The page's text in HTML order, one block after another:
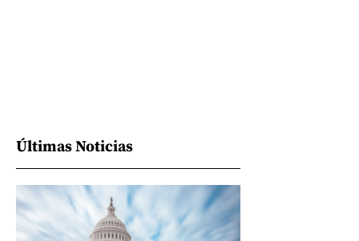
Últimas Noticias